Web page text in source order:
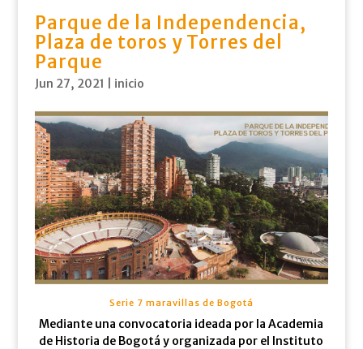
Parque de la Independencia,
Plaza de toros y Torres del
Parque
Jun 27, 2021 inicio
Serie 7 maravillas de Bogotá
Mediante una convocatoria ideada por la Academia
de Historia de Bogotá y organizada por el Instituto